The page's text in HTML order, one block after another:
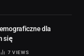
dla
się
7VIEWS